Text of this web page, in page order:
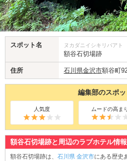
スポット名 ヌカダニイシキリバアト
額谷石切場跡
住所 石川県金沢市額谷町
編集部のスポ
人気度 ムードの高ま
額谷石切場跡と周辺のラブホテル情報
額谷石切場跡は、 石川県 金沢市にある歴史